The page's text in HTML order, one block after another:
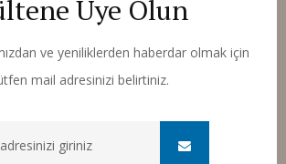
Üye Olun
ve yeniliklerden haberdar olmak için
mail adresinizi belirtiniz.